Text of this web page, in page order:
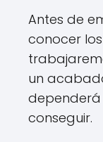
Antes de
conocer
un
conseguir.